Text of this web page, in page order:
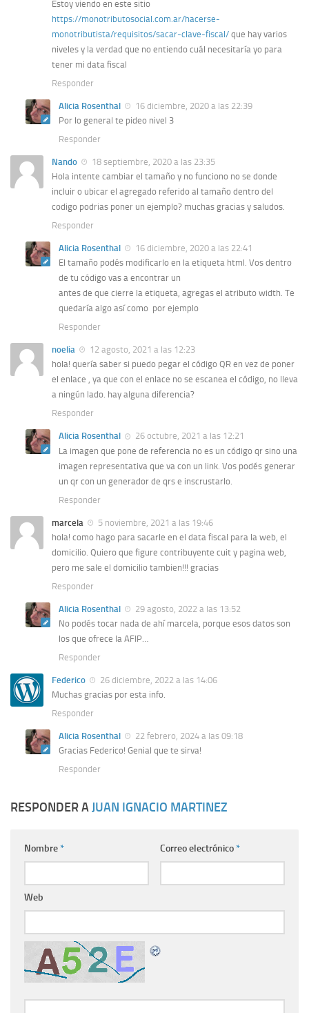
Estoy viendo en este sitio
https://monotributosocial.com.ar/hacerse-
monotributista/requisitos/sacar-clave-fiscal/ que hay varios
niveles y la verdad que no entiendo cuál necesitaría yo para
tener mi data fiscal
Responder
Alicia Rosenthal
16 diciembre, 2020 a las 22:39
Por lo general te pideo nivel 3
Responder
Nando
18 septiembre, 2020 a las 23:35
Hola intente cambiar el tamaño y no funciono no se donde
incluir o ubicar el agregado referido al tamaño dentro del
codigo podrias poner un ejemplo? muchas gracias y saludos.
Responder
Alicia Rosenthal
16 diciembre, 2020 a las 22:41
El tamaño podés modificarlo en la etiqueta html. Vos dentro
de tu código vas a encontrar un
antes de que cierre la etiqueta, agregas el atributo width. Te
quedaría algo así como por ejemplo
Responder
noelia
12 agosto, 2021 a las 12:23
hola! quería saber si puedo pegar el código QR en vez de poner
el enlace , ya que con el enlace no se escanea el código, no lleva
a ningún lado. hay alguna diferencia?
Responder
Alicia Rosenthal
26 octubre, 2021 a las 12:21
La imagen que pone de referencia no es un código qr sino una
imagen representativa que va con un link. Vos podés generar
un qr con un generador de qrs e inscrustarlo.
Responder
marcela
5 noviembre, 2021 a las 19:46
hola! como hago para sacarle en el data fiscal para la web, el
domicilio. Quiero que figure contribuyente cuit y pagina web,
pero me sale el domicilio tambien!!! gracias
Responder
Alicia Rosenthal
29 agosto, 2022 a las 13:52
No podés tocar nada de ahí marcela, porque esos datos son
los que ofrece la AFIP…
Responder
Federico
26 diciembre, 2022 a las 14:06
Muchas gracias por esta info.
Responder
Alicia Rosenthal
22 febrero, 2024 a las 09:18
Gracias Federico! Genial que te sirva!
Responder
RESPONDER AJUAN IGNACIO MARTINEZ
Nombre* Correo electrónico*
Web